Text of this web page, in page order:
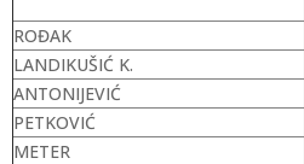
ROĐAK
LANDIKUŠIĆ K.
ANTONIJEVIĆ
PETKOVIĆ
METER